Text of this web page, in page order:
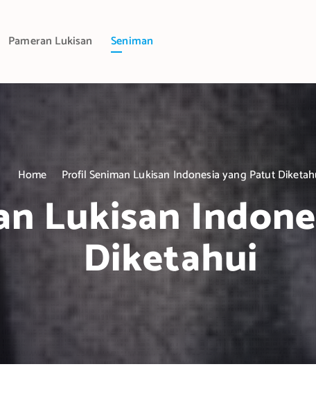
Pameran Lukisan Seniman
Home Profil Seniman Lukisan Indonesia yang Patut
Lukisan
Diketahui